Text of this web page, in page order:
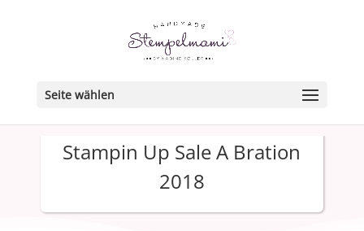
Seite wählen
Stampin Up Sale A Bration
2018